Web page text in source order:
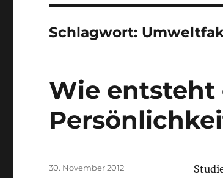
Schlagwort:
Wie entsteht
Veröffentlicht
30. November 2012